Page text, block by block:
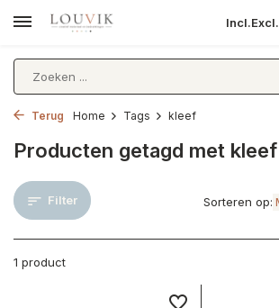
Incl.Excl.
Terug Home Tags kleef
Producten getagd met kleef
Filter
1 product
Sorteren op: